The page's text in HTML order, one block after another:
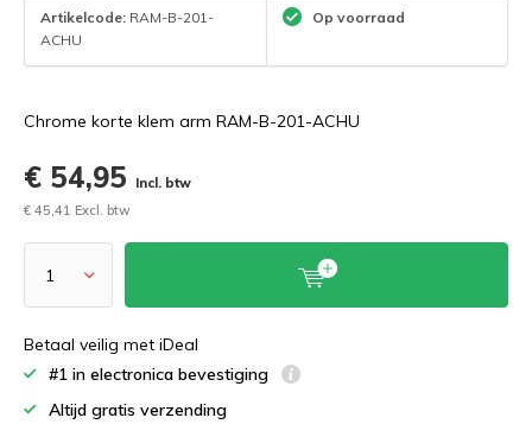
Artikelcode: RAM-B-201-
ACHU
Op voorraad
Chrome korte klem arm RAM-B-201-ACHU
€ 54,95
Incl. btw
€ 45,41 Excl. btw
Betaal veilig met iDeal
#1 in electronica bevestiging
Altijd gratis verzending